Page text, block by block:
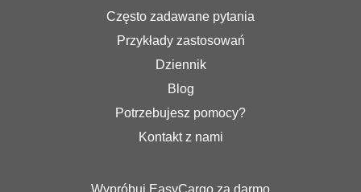
Często zadawane pytania
Przykłady zastosowań
Dziennik
Blog
Potrzebujesz pomocy?
Kontakt z nami
Wypróbuj EasyCargo za darmo